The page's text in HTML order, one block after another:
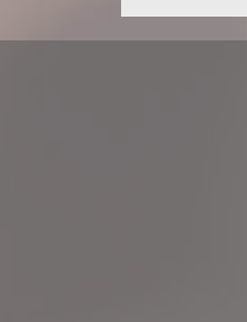
Votre
Le
types de